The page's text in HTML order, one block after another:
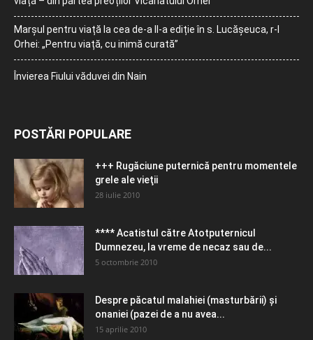
Marșul pentru viață la cea de-a II-a ediție în s. Lucășeuca, r-l
Orhei: „Pentru viață, cu inimă curată”
Învierea Fiului văduvei din Nain
POSTĂRI POPULARE
+++ Rugăciune puternică pentru momentele
grele ale vieţii
28 iulie 2010
**** Acatistul către Atotputernicul
Dumnezeu, la vreme de necaz sau de...
5 octombrie 2010
Despre păcatul malahiei (masturbării) şi
onaniei (pazei de a nu avea...
15 aprilie 2010